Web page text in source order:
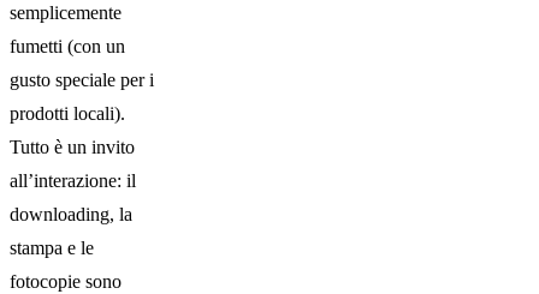
semplicemente
fumetti (con un
gusto speciale per i
prodotti locali).
Tutto è un invito
all’interazione: il
downloading, la
stampa e le
fotocopie sono